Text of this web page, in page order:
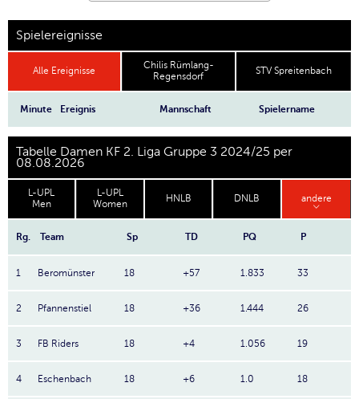
Spielereignisse
Alle Ereignisse
Chilis Rümlang-
Regensdorf
STV Spreitenbach
Minute Ereignis Mannschaft Spielername
Tabelle Damen KF 2. Liga Gruppe 3 2024/25 per
08.08.2026
L-UPL
Men
L-UPL
Women
HNLB DNLB andere
Rg. Team Sp TD PQ P
1 Beromünster 18 +57 1.833 33
2 Pfannenstiel 18 +36 1.444 26
3 FB Riders 18 +4 1.056 19
4 Eschenbach 18 +6 1.0 18